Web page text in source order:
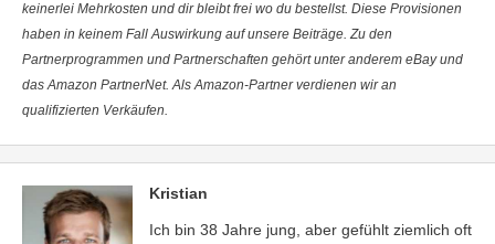
keinerlei Mehrkosten und dir bleibt frei wo du bestellst. Diese Provisionen
haben in keinem Fall Auswirkung auf unsere Beiträge. Zu den
Partnerprogrammen und Partnerschaften gehört unter anderem eBay und
das Amazon PartnerNet. Als Amazon-Partner verdienen wir an
qualifizierten Verkäufen.
Kristian
Ich bin 38 Jahre jung, aber gefühlt ziemlich oft